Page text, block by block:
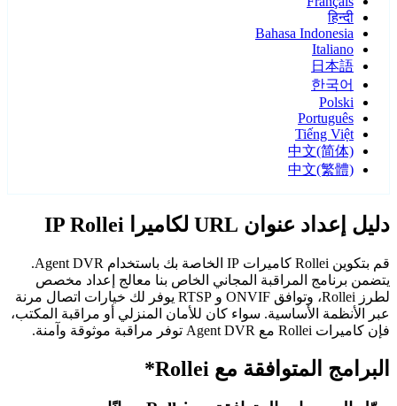
हिन्दी
Bahasa Indonesia
Italiano
日本語
한국어
Polski
Português
Tiếng Việt
中文(简体)
中文(繁體)
دليل إعداد عنوان URL لكاميرا IP Rollei
قم بتكوين Rollei كاميرات IP الخاصة بك باستخدام Agent DVR.
يتضمن برنامج المراقبة المجاني الخاص بنا معالج إعداد مخصص
لطرز Rollei، وتوافق ONVIF و RTSP يوفر لك خيارات اتصال مرنة
عبر الأنظمة الأساسية. سواء كان للأمان المنزلي أو مراقبة المكتب،
فإن كاميرات Rollei مع Agent DVR توفر مراقبة موثوقة وآمنة.
البرامج المتوافقة مع Rollei*